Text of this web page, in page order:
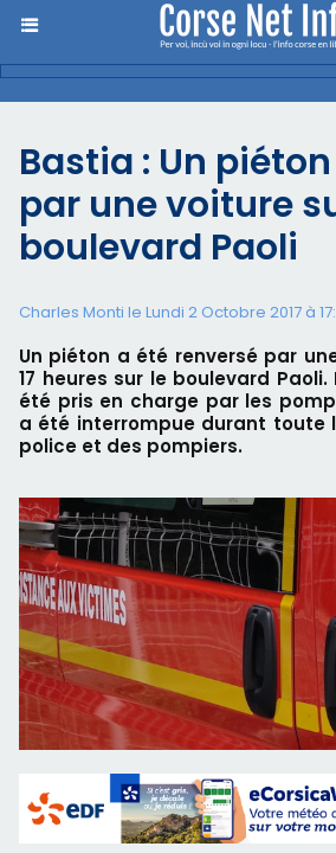
Bastia : Un
par une voiture
boulevard Paoli
Charles Monti le Lundi 2 Octobre 2017 à
Un piéton a été renversé par
17 heures sur le boulevard
été pris en charge par les
a été interrompue durant toute
police et des pompiers.